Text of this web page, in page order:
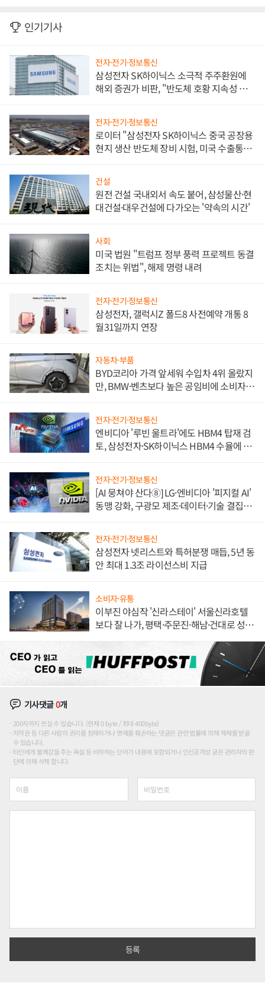
인기기사
전자·전기·정보통신
삼성전자 SK하이닉스 소극적 주주환원에
해외 증권가 비판, "반도체 호황 지속성 의
전자·전기·정보통신
로이터 "삼성전자 SK하이닉스 중국 공장용
현지 생산 반도체 장비 시험, 미국 수출통제
건설
원전 건설 국내외서 속도 붙어, 삼성물산·현
대건설·대우건설에 다가오는 '약속의 시간'
사회
미국 법원 "트럼프 정부 풍력 프로젝트 동결
조치는 위법", 해제 명령 내려
전자·전기·정보통신
삼성전자, 갤럭시Z 폴드8 사전예약 개통 8
월31일까지 연장
자동차·부품
BYD코리아 가격 앞세워 수입차 4위 올랐지
만, BMW·벤츠보다 높은 공임비에 소비자
전자·전기·정보통신
엔비디아 '루빈 울트라'에도 HBM4 탑재 검
토, 삼성전자·SK하이닉스 HBM4 수율에 주
전자·전기·정보통신
[AI 뭉쳐야 산다⑧] LG·엔비디아 '피지컬 AI'
동맹 강화, 구광모 제조·데이터·기술 결집
전자·전기·정보통신
삼성전자 넷리스트와 특허분쟁 매듭, 5년 동
안 최대 1.3조 라이선스비 지급
소비자·유통
이부진 야심작 '신라스테이' 서울신라호텔
보다 잘 나가, 평택·주문진·해남·건대로 성
기사댓글0개
200자까지 쓰실 수 있습니다. (현재 0 byte / 최대 400byte)
저작권 등 다른 사람의 권리를 침해하거나 명예를 훼손하는 댓글은 관련 법률에 의해 제재를 받을
수 있습니다.
타인에게 불쾌감을 주는 욕설 등 비하하는 단어가 내용에 포함되거나 인신공격성 글은 관리자의 판
단에 의해 삭제 합니다.